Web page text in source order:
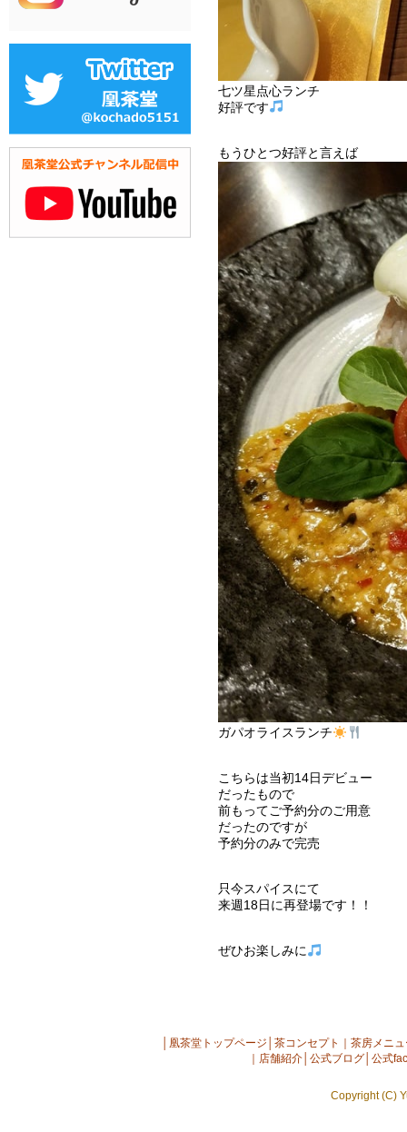
七ツ星点心ランチ
好評です
もうひとつ好評と言えば
ガパオライスランチ
こちらは当初14日デビュー
だったもので
前もってご予約分のご用意
だったのですが
予約分のみで完売
只今スパイスにて
来週18日に再登場です！！
ぜひお楽しみに
凰茶堂トップページ 茶コンセプト
茶房メニ
店舗紹介 公式ブログ 公式
Copyright (C)